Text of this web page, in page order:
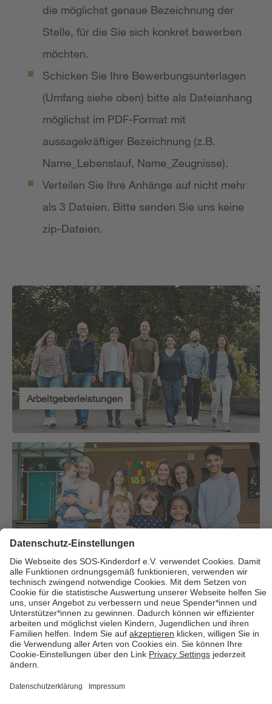
die möglichst genaue Bezeichnung der
Stelle, für die Sie sich konkret bewerben
möchten.
Schicken Sie Ihre Bewerbungsunterlagen
(Umfang siehe oben) bitte als Dateianhang
möglichst im PDF-Format mit
aussagekräftiger Bezeichnung (z.B.
Name_Lebenslauf, Name_Zeugnisse).
Verteilen Sie Ihre Anhänge auf nicht mehr
als 3 Dateien. Bitte senden Sie uns keine
zip-Dateien.
Arbeitgeberleistungen